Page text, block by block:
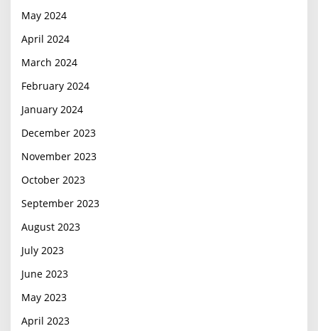
May 2024
April 2024
March 2024
February 2024
January 2024
December 2023
November 2023
October 2023
September 2023
August 2023
July 2023
June 2023
May 2023
April 2023